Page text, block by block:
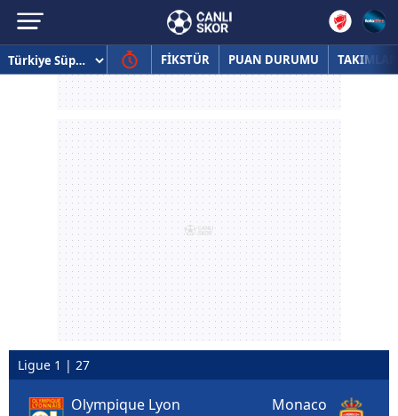
FİKSTÜR PUAN DURUMU TAKIMLAR
Ligue 1 | 27
Olympique Lyon
Monaco